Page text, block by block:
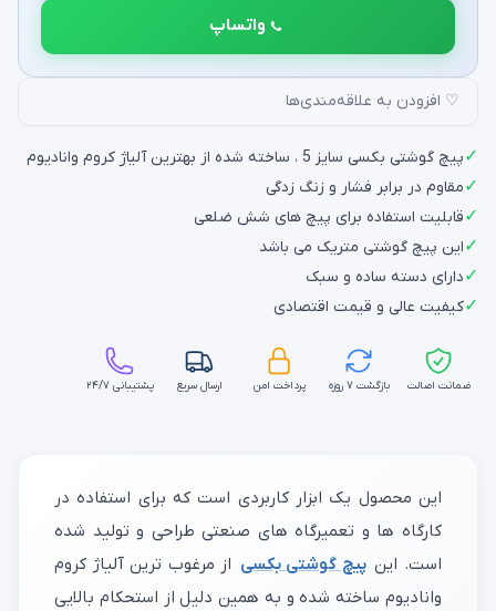
واتساپ
♡ افزودن به علاقه‌مندی‌ها
✓پیچ گوشتی بکسی سایز 5 ، ساخته شده از بهترین آلیاژ کروم وانادیوم
✓مقاوم در برابر فشار و زنگ زدگی
✓قابلیت استفاده برای پیچ های شش ضلعی
✓این پیچ گوشتی متریک می باشد
✓دارای دسته ساده و سبک
✓کیفیت عالی و قیمت اقتصادی
ضمانت اصالت بازگشت ۷ روزه پرداخت امن ارسال سریع پشتیبانی ۲۴/۷
این محصول یک ابزار کاربردی است که برای استفاده در
کارگاه ها و تعمیرگاه های صنعتی طراحی و تولید شده
است. این پیچ گوشتی بکسی از مرغوب ترین آلیاژ کروم
وانادیوم ساخته شده و به همین دلیل از استحکام بالایی